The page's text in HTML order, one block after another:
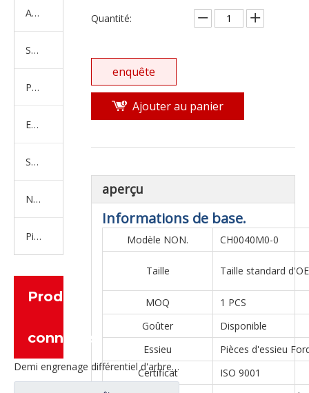
Amortisseur Série
Système de direction
Produits en caoutchouc
Embrayage Série
Série de bras de réglage
Nouvelles pièces de camion d'énergie
Pièces de moteur
Produits
connexes
Demi engrenage différentiel d'arbre pour les pièces de rechange 2SCE0001M0-4 de camion de Ford
Quantité:
enquête
Ajouter au panier
aperçu
Informations de base.
Modèle NON. CH0040M0-0
Taille Taille standard
MOQ
1 PCS
Goûter
Disponible
Essieu
Pièces d'essieu
Certificat
ISO 9001